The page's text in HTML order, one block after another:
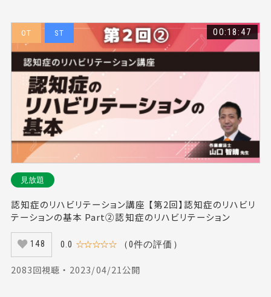
OT ST 00:18:47
見放題
認知症のリハビリテーション講座 【第2回】認知症のリハビリ
テーションの基本 Part②認知症のリハビリテーション
148 0.0 ☆☆☆☆☆ （0件の評価）
2083回視聴 ・ 2023/04/21公開